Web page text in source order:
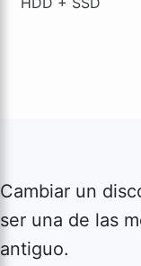
Cambiar un
ser una de las
antiguo.